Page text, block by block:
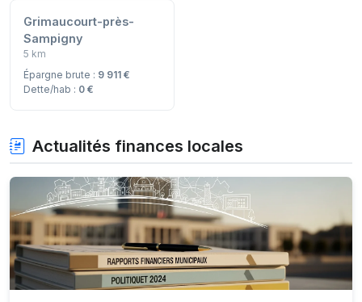
Grimaucourt-près-
Sampigny
5 km
Épargne brute : 9 911 €
Dette/hab : 0 €
Actualités finances locales